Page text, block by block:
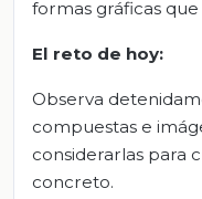
formas gráficas
El reto de hoy:
Observa
compuestas e
considerarlas para
concreto.